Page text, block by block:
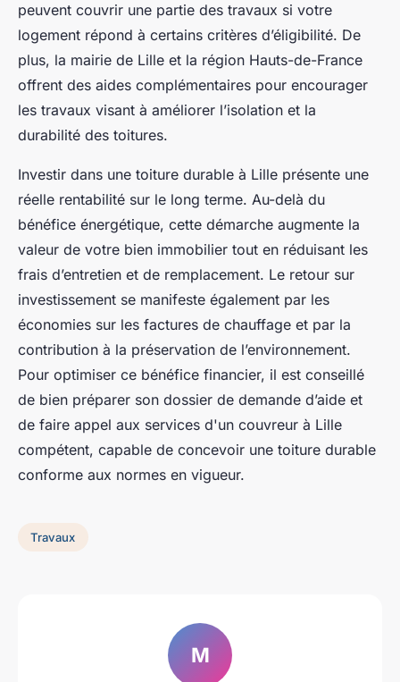
peuvent couvrir une partie des travaux si votre
logement répond à certains critères d’éligibilité. De
plus, la mairie de Lille et la région Hauts-de-France
offrent des aides complémentaires pour encourager
les travaux visant à améliorer l’isolation et la
durabilité des toitures.
Investir dans une toiture durable à Lille présente une
réelle rentabilité sur le long terme. Au-delà du
bénéfice énergétique, cette démarche augmente la
valeur de votre bien immobilier tout en réduisant les
frais d’entretien et de remplacement. Le retour sur
investissement se manifeste également par les
économies sur les factures de chauffage et par la
contribution à la préservation de l’environnement.
Pour optimiser ce bénéfice financier, il est conseillé
de bien préparer son dossier de demande d’aide et
de faire appel aux services d'un couvreur à Lille
compétent, capable de concevoir une toiture durable
conforme aux normes en vigueur.
Travaux
M